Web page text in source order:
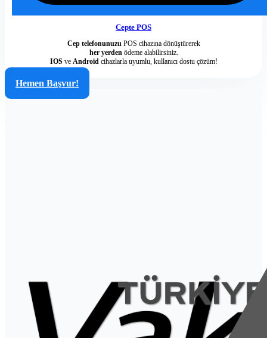
Cepte POS
Cep telefonunuzu POS cihazına dönüştürerek
her yerden ödeme alabilirsiniz.
IOSve Android cihazlarla uyumlu, kullanıcı dostu çözüm!
Hemen Başvur!